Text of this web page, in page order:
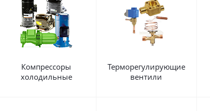
Компрессоры
холодильные
Терморегулирующие
вентили